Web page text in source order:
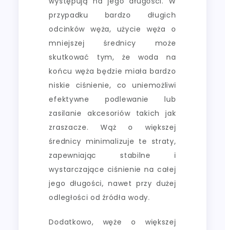
przypadku bardzo długich
odcinków węża, użycie węża o
mniejszej średnicy może
skutkować tym, że woda na
końcu węża będzie miała bardzo
niskie ciśnienie, co uniemożliwi
efektywne podlewanie lub
zasilanie akcesoriów takich jak
zraszacze. Wąż o większej
średnicy minimalizuje te straty,
zapewniając stabilne i
wystarczające ciśnienie na całej
jego długości, nawet przy dużej
odległości od źródła wody.
Dodatkowo, węże o większej